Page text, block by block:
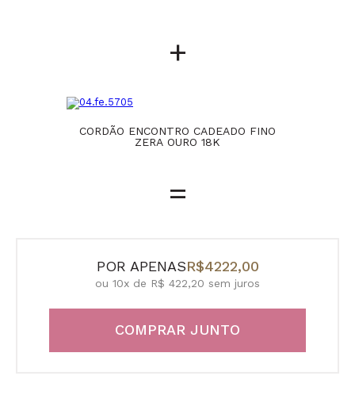
+
CORDÃO ENCONTRO CADEADO FINO
ZERA OURO 18K
=
POR APENASR$4222,00
ou 10x de R$ 422,20 sem juros
COMPRAR JUNTO